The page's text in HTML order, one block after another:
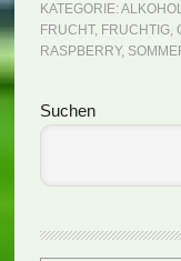
KATEGORIE:
FRUCHT, FRUCHTIG,
RASPBERRY,
Seitenspalte
Suchen